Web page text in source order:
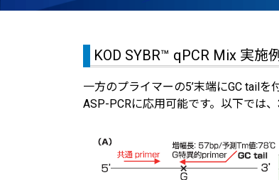
KOD SYBR™ qPCR Mix 実
一方のプライマーの5’末端にGC tail
ASP-PCRに応用可能です。以下では